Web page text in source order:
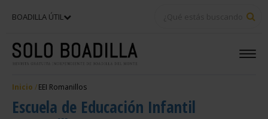
BOADILLA ÚTIL
Inicio EEI Romanillos
Escuela de Educación Infantil